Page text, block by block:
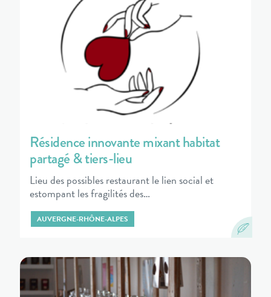
Résidence innovante mixant habitat
partagé & tiers-lieu
Lieu des possibles restaurant le lien social et
estompant les fragilités des…
AUVERGNE-RHÔNE-ALPES